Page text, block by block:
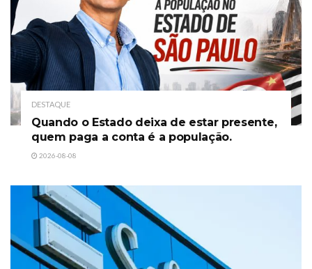
DESTAQUE
Quando o Estado deixa de estar presente,
quem paga a conta é a população.
2026-08-08